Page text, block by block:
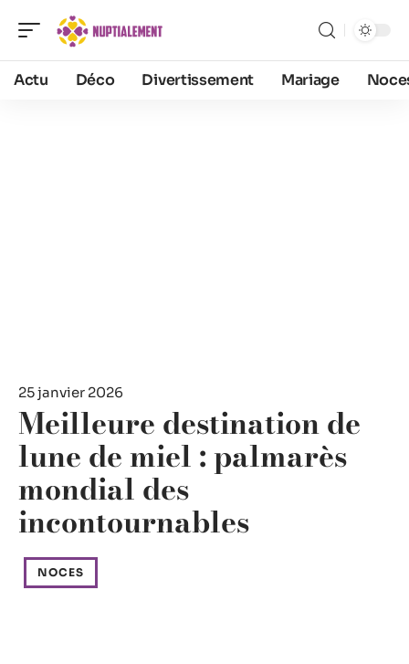
Actu Déco Divertissement Mariage
25 janvier 2026
Meilleure destination de
lune de miel : palmarès
mondial des
incontournables
NOCES